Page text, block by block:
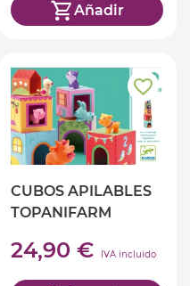
Añadir
CUBOS APILABLES
TOPANIFARM
24,90 € IVA incluido